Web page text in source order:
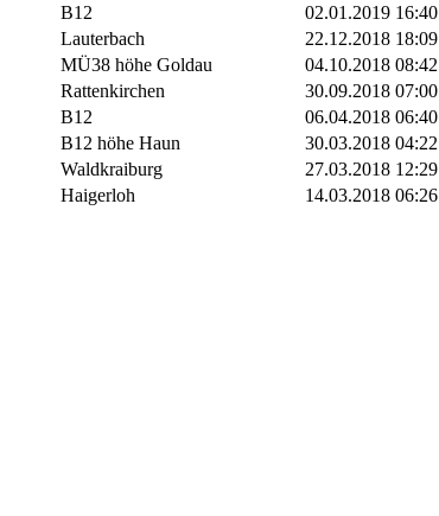
B12 02.01.2019 16:40
Lauterbach 22.12.2018 18:09
MÜ38 höhe Goldau 04.10.2018 08:42
Rattenkirchen 30.09.2018 07:00
B12 06.04.2018 06:40
B12 höhe Haun 30.03.2018 04:22
Waldkraiburg 27.03.2018 12:29
Haigerloh 14.03.2018 06:26